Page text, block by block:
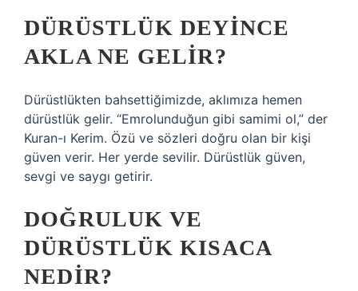
DÜRÜSTLÜK DEYINCE
AKLA NE GELIR?
Dürüstlükten bahsettiğimizde, aklımıza hemen
dürüstlük gelir. “Emrolunduğun gibi samimi ol,” der
Kuran-ı Kerim. Özü ve sözleri doğru olan bir kişi
güven verir. Her yerde sevilir. Dürüstlük güven,
sevgi ve saygı getirir.
DOĞRULUK VE
DÜRÜSTLÜK KISACA
NEDIR?